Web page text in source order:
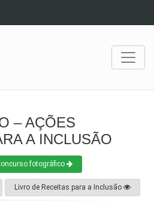
– AÇÕES
A INCLUSÃO
fotográfico
Livro de Receitas para a Inclusão